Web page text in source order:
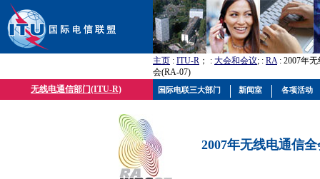
主页 : ITU-R ； : 大会和会议; : RA: 2007年
会(RA-07)
无线电通信部门(ITU-R)
2007年无线电通信
国际电联三大部门 新闻室 各项活动